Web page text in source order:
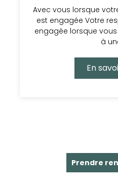
Avec vous lorsque
est engagée Votre
engagée lorsque
à
En
Prendre